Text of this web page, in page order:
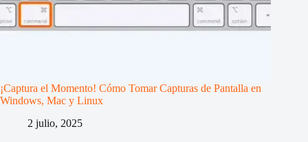
¡Captura el Momento! Cómo Tomar Capturas de Pantalla en
Windows, Mac y Linux
2 julio, 2025